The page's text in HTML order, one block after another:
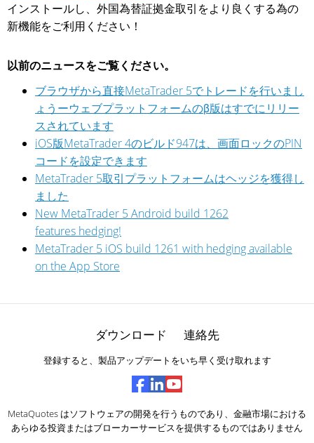
インストールし、外国為替証拠金取引をより良くする為の
新機能をご利用ください！
以前のニュースをご覧ください。
ブラウザから直接MetaTrader 5でトレードを行いまし
ょうーウェブプラットフォームのβ版はすでにリリー
スされています
iOS版MetaTrader 4のビルド947は、画面ロックのPIN
コードを設定できます
MetaTrader 5取引プラットフォームはヘッジを獲得し
ました
New MetaTrader 5 Android build 1262
features hedging!
MetaTrader 5 iOS build 1261 with hedging available
on the App Store
ダウンロード 連絡先
登録すると、製品アップデートをいち早く受け取れます
MetaQuotes はソフトウェアの開発を行うものであり、金融市場における
あらゆる投資またはブローカーサービスを提供するものではありません